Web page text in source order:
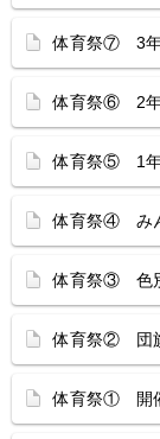
体育祭⑦ 3年
体育祭⑥ 2年
体育祭⑤ 1年
体育祭④ み
体育祭③ 色
体育祭② 団
体育祭① 開